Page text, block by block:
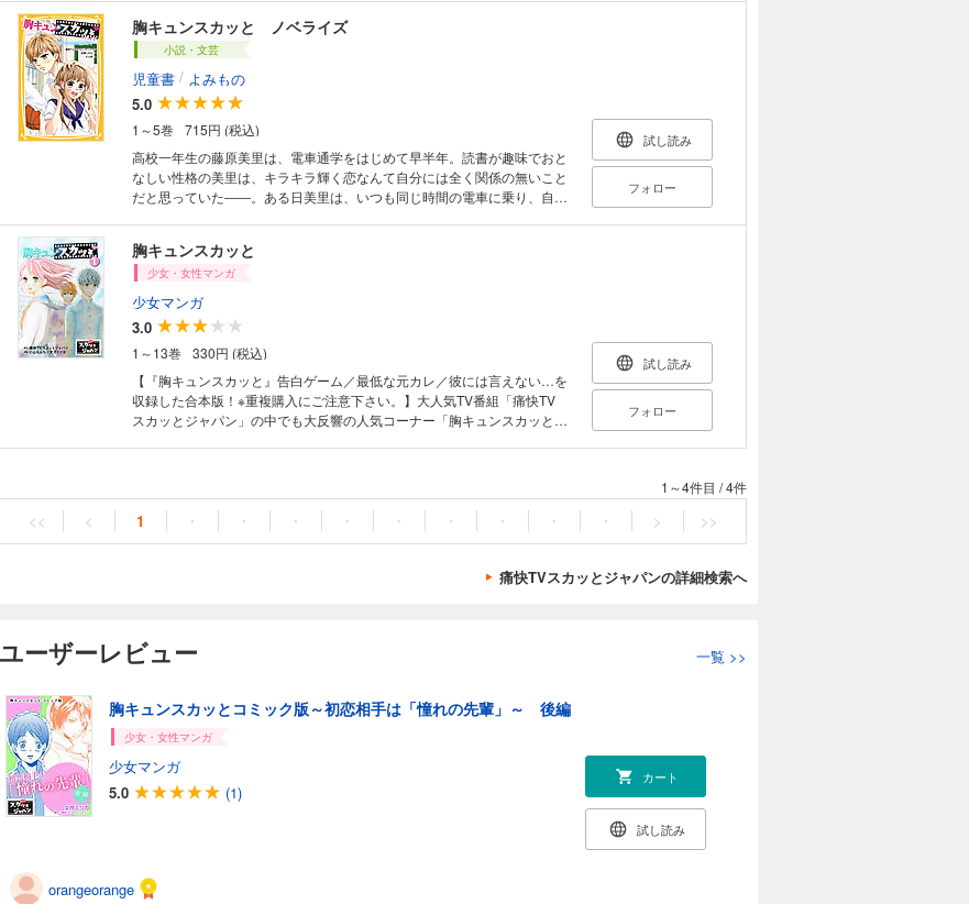
胸キュンスカッと ノベライズ
小説・文芸
児童書 / よみもの
5.0
1～5巻
715円 (税込)
高校一年生の藤原美里は、電車通学をはじめて早半年。読書が趣味でおと
なしい性格の美里は、キラキラ輝く恋なんて自分には全く関係の無いこと
だと思っていた――。ある日美里は、いつも同じ時間の電車に乗り、自分
青春ラブストーリーを５編収録!! 【目次】電車で出会った王子様/君がい
た夏/押忍！ 恋の応援団部/恋の林間学校/恋する想いはハチマキに…
試し読み
フォロー
胸キュンスカッと
少女・女性マンガ
少女マンガ
3.0
1～13巻
330円 (税込)
【『胸キュンスカッと』告白ゲーム／最低な元カレ／彼には言えない…を
収録した合本版！※重複購入にご注意下さい。】大人気TV番組「痛快TV
スカッとジャパン」の中でも大反響の人気コーナー「胸キュンスカッと」
試し読み
フォロー
1～4件目 /4件
<< < 1 ・ ・ ・ ・ ・ ・ ・ ・ ・ > >>
痛快TVスカッとジャパンの詳細検索へ
ユーザーレビュー 一覧 >>
胸キュンスカッとコミック版～初恋相手は「憧れの先輩」～ 後編
少女・女性マンガ
少女マンガ
5.0
(1)
カート
試し読み
orangeorange